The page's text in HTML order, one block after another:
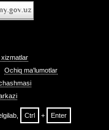
Ochiq ma'lumotlar
Ctrl +
Enter